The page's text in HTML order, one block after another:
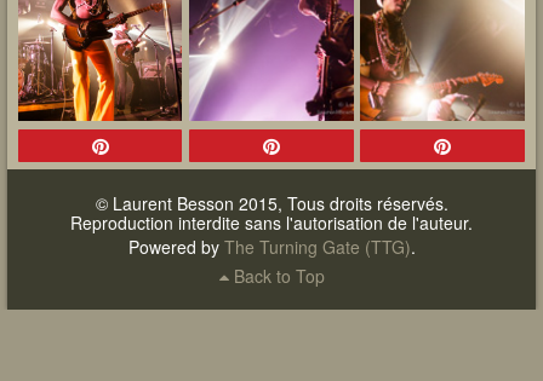
© Laurent Besson 2015, Tous droits réservés.
Reproduction interdite sans l'autorisation de l'auteur.
Powered by The Turning Gate (TTG).
Back to Top